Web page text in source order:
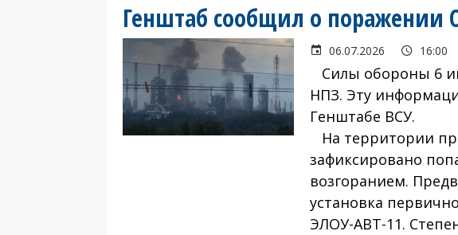
Генштаб сообщил о поражении
06.07.2026 16:00
Силы обороны 6
НПЗ. Эту
Генштабе ВСУ.
На территории
зафиксировано
возгоранием.
установка
ЭЛОУ-АВТ-11.